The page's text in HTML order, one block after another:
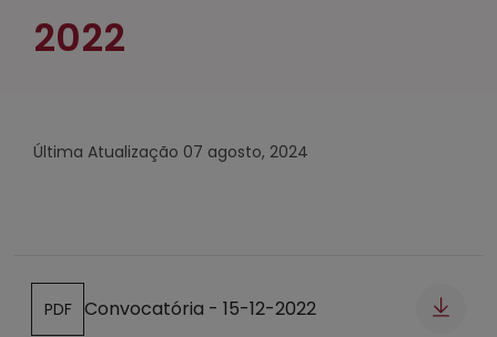
2022
Última Atualização 07 agosto, 2024
Abre num novo separador
PDF Convocatória - 15-12-2022